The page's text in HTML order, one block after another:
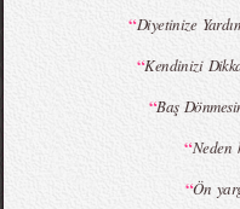
“Diyetinize
“Kendinizi
“Baş
“Neden
“Ön